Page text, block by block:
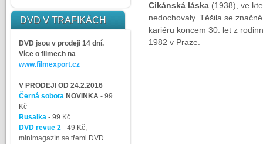
DVD V TRAFIKÁCH
DVD jsou v prodeji 14 dní.
Více o filmech na
www.filmexport.cz
V PRODEJI OD 24.2.2016
Černá sobotaNOVINKA - 99
Kč
Rusalka- 99 Kč
DVD revue 2- 49 Kč,
minimagazín se třemi DVD
Cikánská láska (1938), ve
nedochovaly. Těšila se
kariéru koncem 30. let z
1982 v Praze.